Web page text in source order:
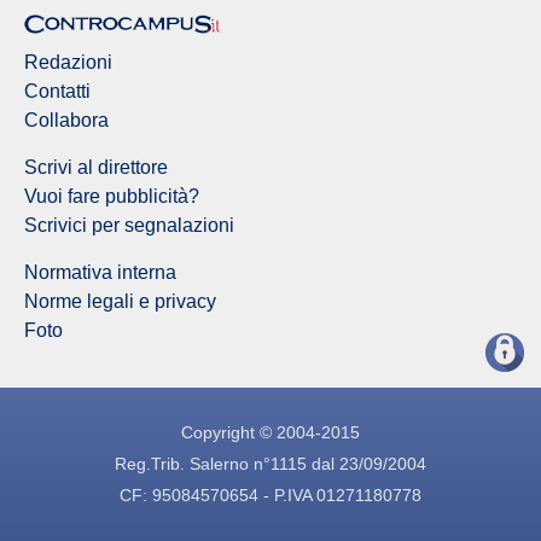
Redazioni
Contatti
Collabora
Scrivi al direttore
Vuoi fare pubblicità?
Scrivici per segnalazioni
Normativa interna
Norme legali e privacy
Foto
Copyright © 2004-2015
Reg.Trib. Salerno n°1115 dal 23/09/2004
CF: 95084570654 - P.IVA 01271180778